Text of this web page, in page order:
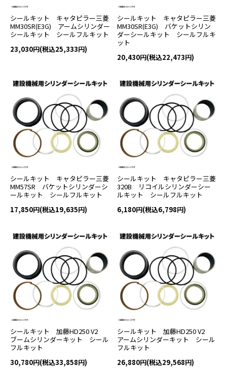
シールキット キャタピラー三菱
MM30SR(E3G) アームシリンダー
シールキット シールフルキット
23,030円(税込25,333円)
シールキット キャタピラー三菱
MM30SR(E3G) バケットシリン
ダーシールキット シールフルキ
ット
20,430円(税込22,473円)
シールキット キャタピラー三菱
MM57SR バケットシリンダーシ
ールキット シールフルキット
17,850円(税込19,635円)
シールキット キャタピラー三菱
320B リコイルシリンダーシー
ルキット シールフルキット
6,180円(税込6,798円)
シールキット 加藤HD250 V2
ブームシリンダーキット シール
フルキット
30,780円(税込33,858円)
シールキット 加藤HD250 V2
アームシリンダーキット シール
フルキット
26,880円(税込29,568円)